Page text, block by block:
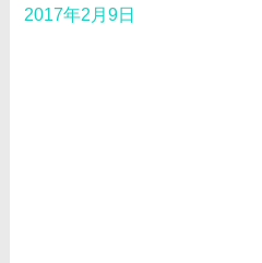
2017年2月9日